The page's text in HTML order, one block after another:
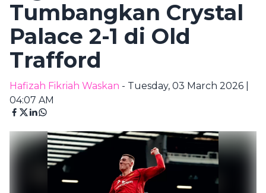
Tumbangkan Crystal
Palace 2-1 di Old
Trafford
Hafizah Fikriah Waskan - Tuesday, 03 March 2026 |
04:07 AM